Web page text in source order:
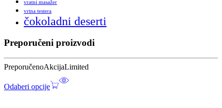
vratni masažer
vrtna testera
čokoladni deserti
Preporučeni proizvodi
PreporučenoAkcijaLimited
Odaberi opcije